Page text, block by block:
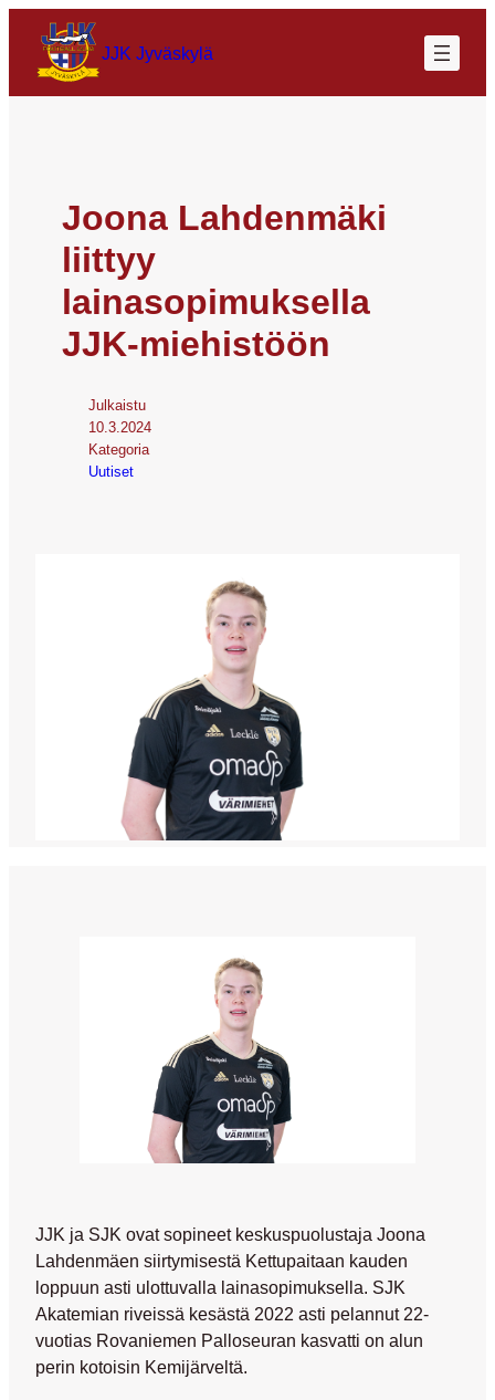
JJK Jyväskylä
Joona Lahdenmäki
liittyy
lainasopimuksella
JJK-miehistöön
Julkaistu
10.3.2024
Kategoria
Uutiset
JJK ja SJK ovat sopineet keskuspuolustaja Joona
Lahdenmäen siirtymisestä Kettupaitaan kauden
loppuun asti ulottuvalla lainasopimuksella. SJK
Akatemian riveissä kesästä 2022 asti pelannut 22-
vuotias Rovaniemen Palloseuran kasvatti on alun
perin kotoisin Kemijärveltä.